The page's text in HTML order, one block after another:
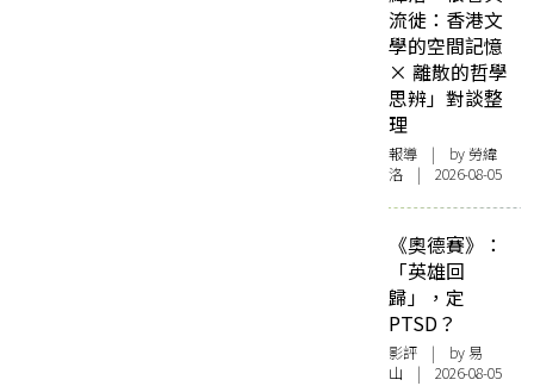
流徙：香港文
學的空間記憶
× 離散的哲學
思辨」對談整
理
報導 | by 勞緯
洛 | 2026-08-05
《奧德賽》：
「英雄回
歸」，定
PTSD？
影評 | by 易
山 | 2026-08-05